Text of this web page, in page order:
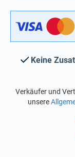
Keine
Verkäufer und
unsere